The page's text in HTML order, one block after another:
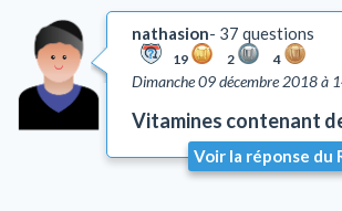
nathasion 37 questions
19 2 4
Dimanche 09 décembre 2018 à
Vitamines contenant
Voir la réponse du